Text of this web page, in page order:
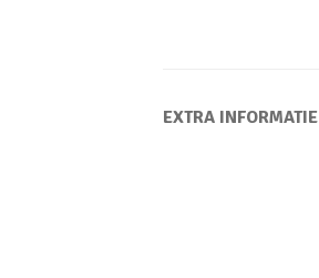
EXTRA INFORMATIE